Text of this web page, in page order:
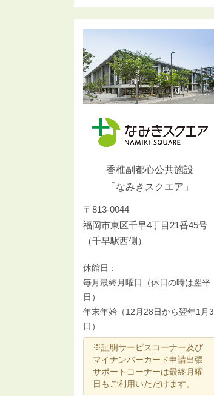
香椎副都心公共施設
「なみきスクエア」
〒813-0044
福岡市東区千早4丁目21番45号
（千早駅西側）
休館日：
毎月最終月曜日（休日の時は翌平
日）
年末年始（12月28日から翌年1月3
日）
※証明サービスコーナー及び
マイナンバーカード申請出張
サポートコーナーは最終月曜
日もご利用いただけます。